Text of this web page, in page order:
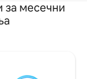
за месечни